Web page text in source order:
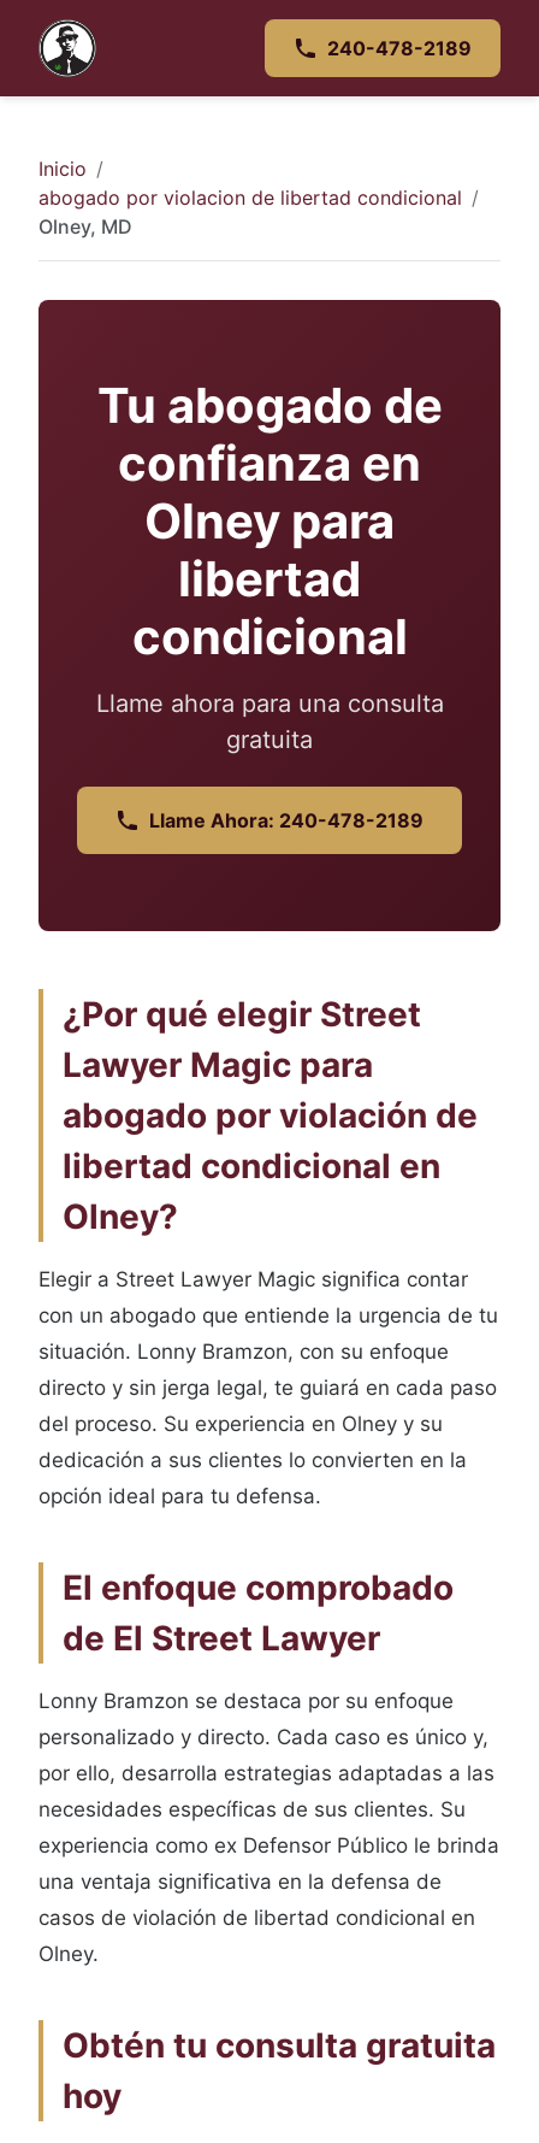
240-478-2189
Inicio
abogado por violacion de libertad condicional
Olney, MD
Tu abogado de
confianza en
Olney para
libertad
condicional
Llame ahora para una consulta
gratuita
Llame Ahora: 240-478-2189
¿Por qué elegir Street
Lawyer Magic para
abogado por violación de
libertad condicional en
Olney?
Elegir a Street Lawyer Magic significa contar
con un abogado que entiende la urgencia de tu
situación. Lonny Bramzon, con su enfoque
directo y sin jerga legal, te guiará en cada paso
del proceso. Su experiencia en Olney y su
dedicación a sus clientes lo convierten en la
opción ideal para tu defensa.
El enfoque comprobado
de El Street Lawyer
Lonny Bramzon se destaca por su enfoque
personalizado y directo. Cada caso es único y,
por ello, desarrolla estrategias adaptadas a las
necesidades específicas de sus clientes. Su
experiencia como ex Defensor Público le brinda
una ventaja significativa en la defensa de
casos de violación de libertad condicional en
Olney.
Obtén tu consulta gratuita
hoy